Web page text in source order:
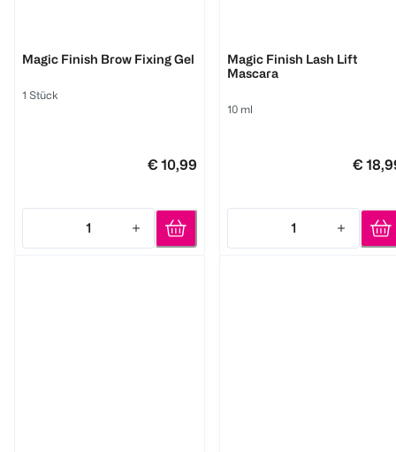
Magic Finish Brow Fixing Gel
1 Stück
€ 10,99
1
Quantity: 1
Magic Finish Lash Lift
Mascara
10 ml
€
1
Quantity: 1